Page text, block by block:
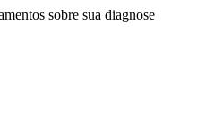
sobre sua diagnose